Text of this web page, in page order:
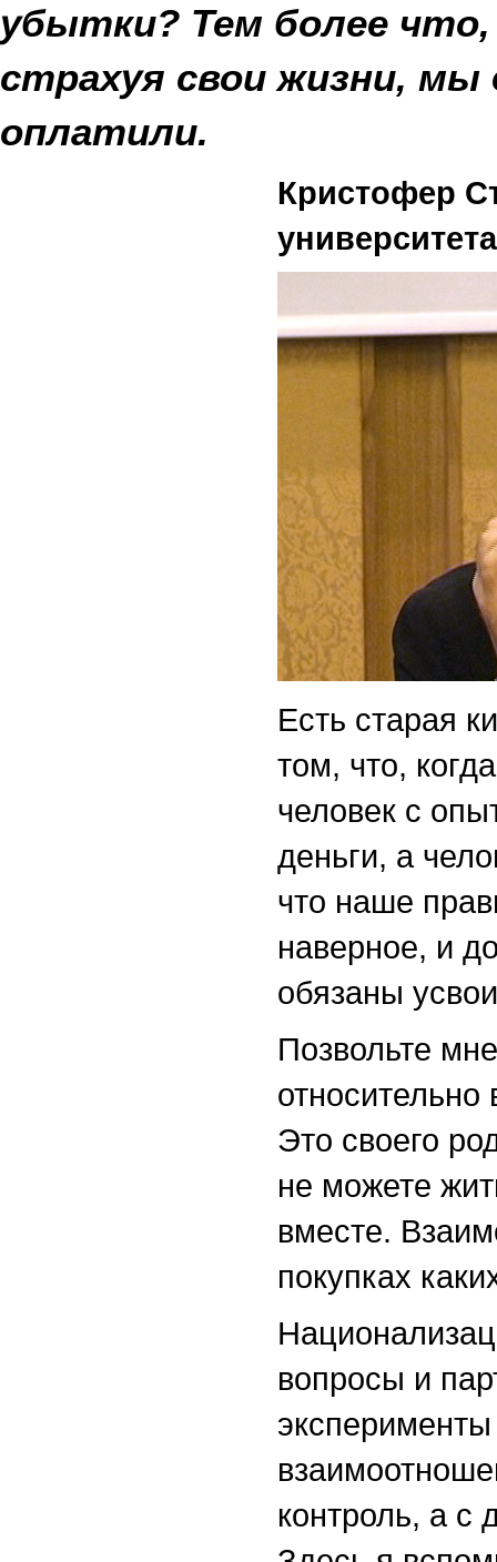
убытки? Тем более
страхуя свои жизни,
оплатили.
Кристофер
Есть старая
том, что,
человек с
деньги, а
что наше
наверное, и
обязаны
Позвольте
относительно
Это своего
не можете
вместе.
покупках
вопросы и
эксперименты
контроль, а с